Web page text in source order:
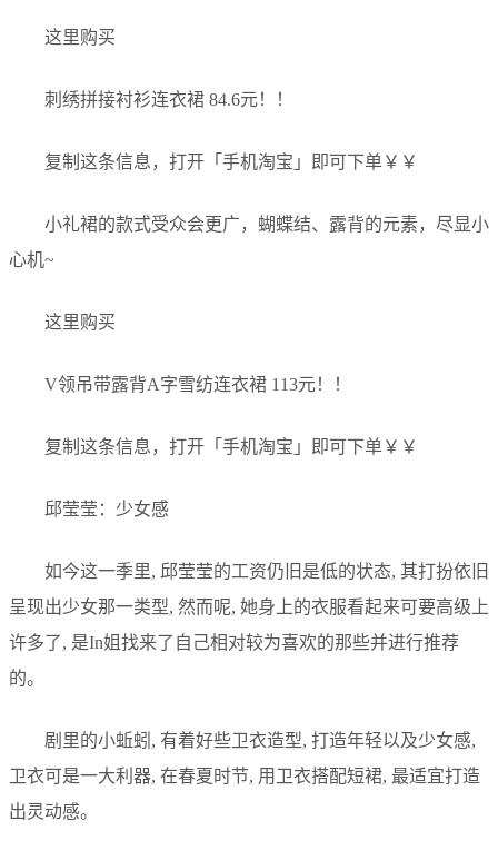
这里购买
刺绣拼接衬衫连衣裙 84.6元！！
复制这条信息，打开「手机淘宝」即可下单￥￥
小礼裙的款式受众会更广，蝴蝶结、露背的元素，尽显小
心机~
这里购买
V领吊带露背A字雪纺连衣裙 113元！！
复制这条信息，打开「手机淘宝」即可下单￥￥
邱莹莹：少女感
如今这一季里, 邱莹莹的工资仍旧是低的状态, 其打扮依旧
呈现出少女那一类型, 然而呢, 她身上的衣服看起来可要高级上
许多了, 是In姐找来了自己相对较为喜欢的那些并进行推荐
的。
剧里的小蚯蚓, 有着好些卫衣造型, 打造年轻以及少女感,
卫衣可是一大利器, 在春夏时节, 用卫衣搭配短裙, 最适宜打造
出灵动感。